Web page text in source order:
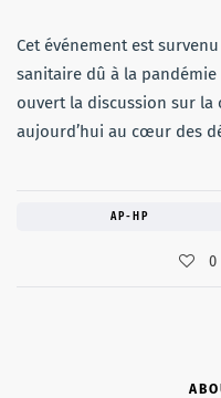
Cet événement est
sanitaire dû à la pandémie
ouvert la discussion sur
aujourd’hui au cœur des
AP-HP
0